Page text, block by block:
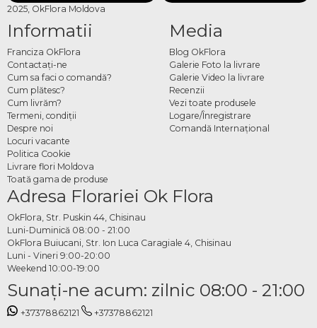
2025, OkFlora Moldova
Informatii
Franciza OkFlora
Contactaţi-ne
Cum sa faci o comandă?
Cum plătesc?
Cum livrăm?
Termeni, condiţii
Despre noi
Locuri vacante
Politica Cookie
Livrare flori Moldova
Toată gama de produse
Media
Blog OkFlora
Galerie Foto la livrare
Galerie Video la livrare
Recenzii
Vezi toate produsele
Logare/Înregistrare
Comandă Internațional
Adresa Florariei Ok Flora
OkFlora, Str. Puskin 44, Chisinau
Luni-Duminică 08:00 - 21:00
OkFlora Buiucani, Str. Ion Luca Caragiale 4, Chisinau
Luni - Vineri 9:00-20:00
Weekend 10:00-19:00
Sunaţi-ne acum: zilnic 08:00 - 21:00
+37378862121 +37378862121